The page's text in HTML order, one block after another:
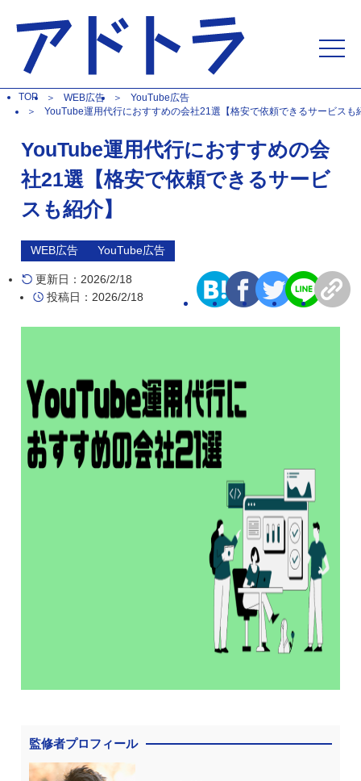
TOP WEB広告
YouTube広告
YouTube運用代行におすすめの会社21選【格安で依頼できるサービスも
YouTube運用代行におすすめの会
社21選【格安で依頼できるサービ
スも紹介】
WEB広告 YouTube広告
更新日：2026/2/18
投稿日：2026/2/18
監修者プロフィール